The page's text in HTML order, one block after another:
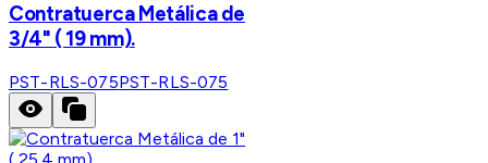
Contratuerca Metálica de
3/4" ( 19 mm).
PST-RLS-075PST-RLS-075